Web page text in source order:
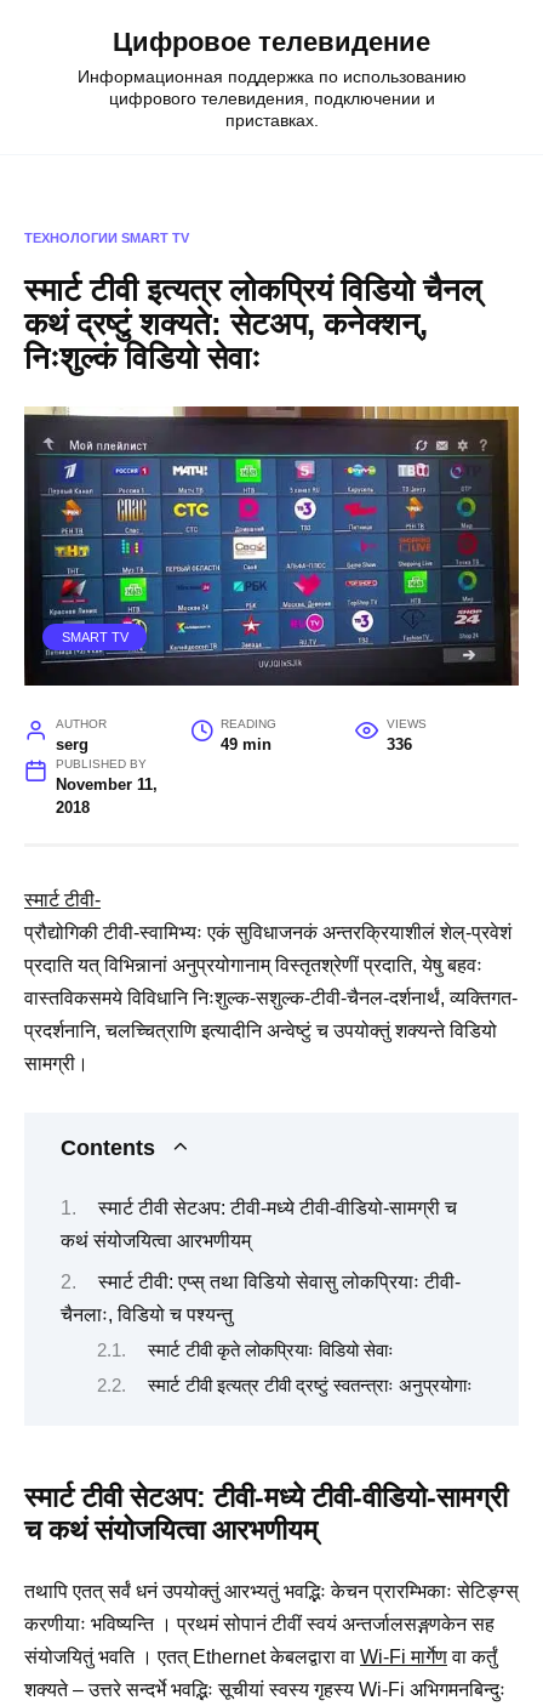
Цифровое телевидение
Информационная поддержка по использованию
цифрового телевидения, подключении и
приставках.
ТЕХНОЛОГИИ SMART TV
स्मार्ट टीवी इत्यत्र लोकप्रियं विडियो चैनल्
कथं द्रष्टुं शक्यते: सेटअप, कनेक्शन्,
निःशुल्कं विडियो सेवाः
SMART TV
AUTHOR
serg
READING
49 min
VIEWS
336
PUBLISHED BY
November 11,
2018
स्मार्ट टीवी-
प्रौद्योगिकी टीवी-स्वामिभ्यः एकं सुविधाजनकं अन्तरक्रियाशीलं शेल्-प्रवेशं
प्रदाति यत् विभिन्नानां अनुप्रयोगानाम् विस्तृतश्रेणीं प्रदाति, येषु बहवः
वास्तविकसमये विविधानि निःशुल्क-सशुल्क-टीवी-चैनल-दर्शनार्थं, व्यक्तिगत-
प्रदर्शनानि, चलच्चित्राणि इत्यादीनि अन्वेष्टुं च उपयोक्तुं शक्यन्ते विडियो
सामग्री।
Contents
स्मार्ट टीवी सेटअप: टीवी-मध्ये टीवी-वीडियो-सामग्री च
कथं संयोजयित्वा आरभणीयम्
स्मार्ट टीवी: एप्स् तथा विडियो सेवासु लोकप्रियाः टीवी-
चैनलाः, विडियो च पश्यन्तु
स्मार्ट टीवी कृते लोकप्रियाः विडियो सेवाः
स्मार्ट टीवी इत्यत्र टीवी द्रष्टुं स्वतन्त्राः अनुप्रयोगाः
स्मार्ट टीवी सेटअप: टीवी-मध्ये टीवी-वीडियो-सामग्री
च कथं संयोजयित्वा आरभणीयम्
तथापि एतत् सर्वं धनं उपयोक्तुं आरभ्यतुं भवद्भिः केचन प्रारम्भिकाः सेटिङ्ग्स्
करणीयाः भविष्यन्ति । प्रथमं सोपानं टीवीं स्वयं अन्तर्जालसङ्गणकेन सह
संयोजयितुं भवति । एतत् Ethernet केबलद्वारा वा Wi-Fi मार्गेणवा कर्तुं
शक्यते – उत्तरे सन्दर्भे भवद्भिः सूचीयां स्वस्य गृहस्य Wi-Fi अभिगमनबिन्दुः